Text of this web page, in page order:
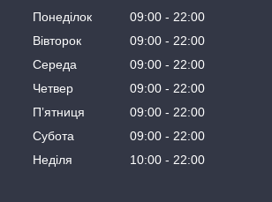
Понеділок 09:00
22:00
Вівторок
09:00
22:00
Середа
09:00
22:00
Четвер
09:00
22:00
Пʼятниця
09:00
22:00
Субота
09:00
22:00
Неділя
10:00 22:00